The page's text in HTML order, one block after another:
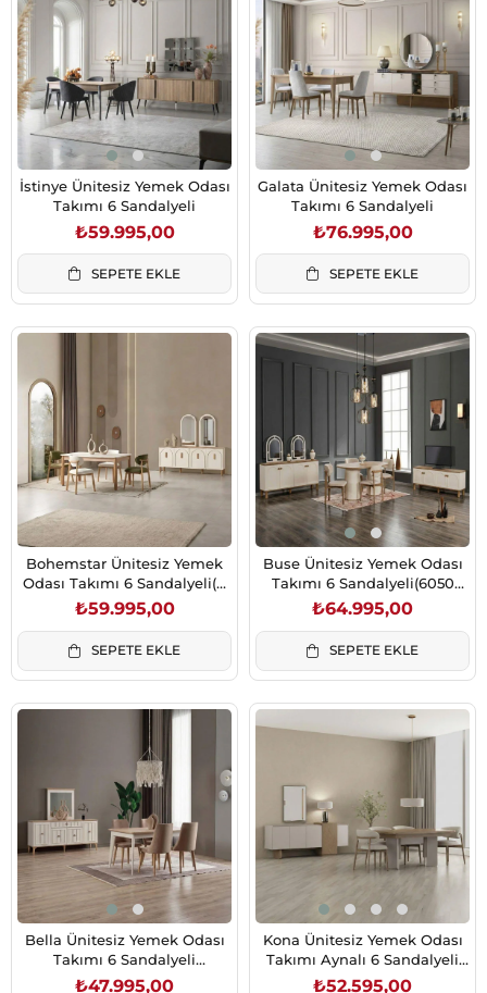
İstinye Ünitesiz Yemek Odası
Takımı 6 Sandalyeli
₺59.995,00
SEPETE EKLE
Galata Ünitesiz Yemek Odası
Takımı 6 Sandalyeli
₺76.995,00
SEPETE EKLE
Bohemstar Ünitesiz Yemek
Odası Takımı 6 Sandalyeli(4
Ayaklı Masa)
₺59.995,00
SEPETE EKLE
Buse Ünitesiz Yemek Odası
Takımı 6 Sandalyeli(6050
Buse Sand.)
₺64.995,00
SEPETE EKLE
Bella Ünitesiz Yemek Odası
Takımı 6 Sandalyeli
(Sehpasız)
₺47.995,00
Kona Ünitesiz Yemek Odası
Takımı Aynalı 6 Sandalyeli
Krem
₺52.595,00